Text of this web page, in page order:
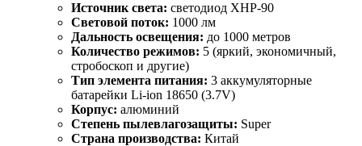
Источник света: светодиод XHP-90
Световой поток: 1000 лм
Дальность освещения: до 1000 метров
Количество режимов: 5 (яркий, экономичный,
стробоскоп и другие)
Тип элемента питания: 3 аккумуляторные
батарейки Li-ion 18650 (3.7V)
Корпус: алюминий
Степень пылевлагозащиты: Super
Страна производства: Китай